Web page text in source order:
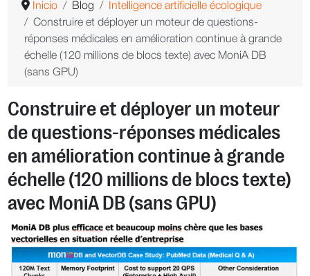
Inicio Blog
Intelligence artificielle écologique
Construire et déployer un moteur de questions-
réponses médicales en amélioration continue à grande
échelle (120 millions de blocs texte) avec MoniA DB
(sans GPU)
Construire et déployer un moteur
de questions-réponses médicales
en amélioration continue à grande
échelle (120 millions de blocs texte)
avec MoniA DB (sans GPU)